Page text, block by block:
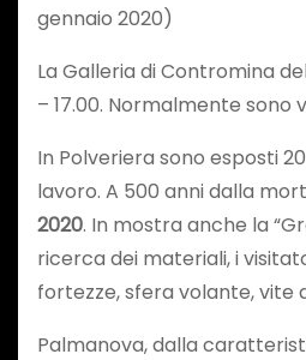
gennaio 2020)
La Galleria di Contromina
– 17.00. Normalmente
In Polveriera sono esposti
lavoro. A 500 anni dalla
2020. In mostra anche la
ricerca dei materiali, i
fortezze, sfera volante, vite
Palmanova, dalla